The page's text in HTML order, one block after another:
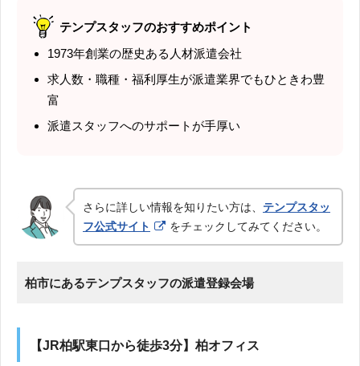
テンプスタッフのおすすめポイント
1973年創業の歴史ある人材派遣会社
求人数・職種・福利厚生が派遣業界でもひときわ豊
富
派遣スタッフへのサポートが手厚い
さらに詳しい情報を知りたい方は、 テンプスタッ
フ公式サイト
をチェックしてみてください。
柏市にあるテンプスタッフの派遣登録会場
【JR柏駅東口から徒歩3分】柏オフィス